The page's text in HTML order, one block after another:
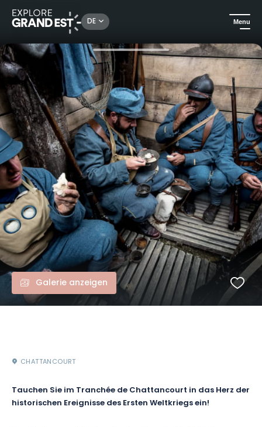
DE Menu
Sehenswertes in der Region Grand Est Besichtigung des Schützengrabens von Chattancourt
Galerie anzeigen
CHATTANCOURT
Tauchen Sie im Tranchée de Chattancourt in das Herz der
historischen Ereignisse des Ersten Weltkriegs ein!